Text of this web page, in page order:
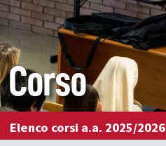
Corso
Elenco corsi a.a. 2025/2026